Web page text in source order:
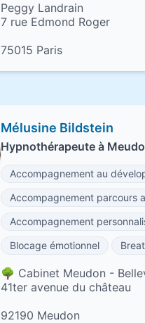
Peggy Landrain
7 rue Edmond Roger
75015 Paris
Mélusine Bildstein
Hypnothérapeute à
Accompagnement au
Accompagnement parcours
Accompagnement
Blocage émotionnel
🌳 Cabinet Meudon -
41ter avenue du château
92190 Meudon